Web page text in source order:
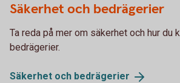
Säkerhet och bedrägerier
Ta reda på mer om säkerhet och hur du
bedrägerier.
Säkerhet och bedrägerier